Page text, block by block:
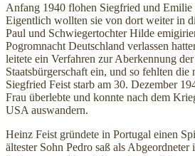
Anfang 1940 flohen Siegfried und Emilie
Eigentlich wollten sie von dort weiter in
Paul und Schwiegertochter Hilde
Pogromnacht Deutschland verlassen
leitete ein Verfahren zur Aberkennung der
Staatsbürgerschaft ein, und so fehlten die
Siegfried Feist starb am 30. Dezember
Frau überlebte und konnte nach dem
USA auswandern.
Heinz Feist gründete in Portugal einen
ältester Sohn Pedro saß als Abgeordneter